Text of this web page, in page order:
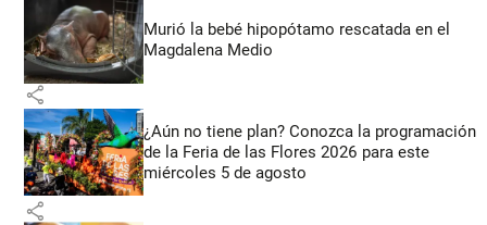
Murió la bebé hipopótamo rescatada en el
Magdalena Medio
share
¿Aún no tiene plan? Conozca la programación
de la Feria de las Flores 2026 para este
miércoles 5 de agosto
share